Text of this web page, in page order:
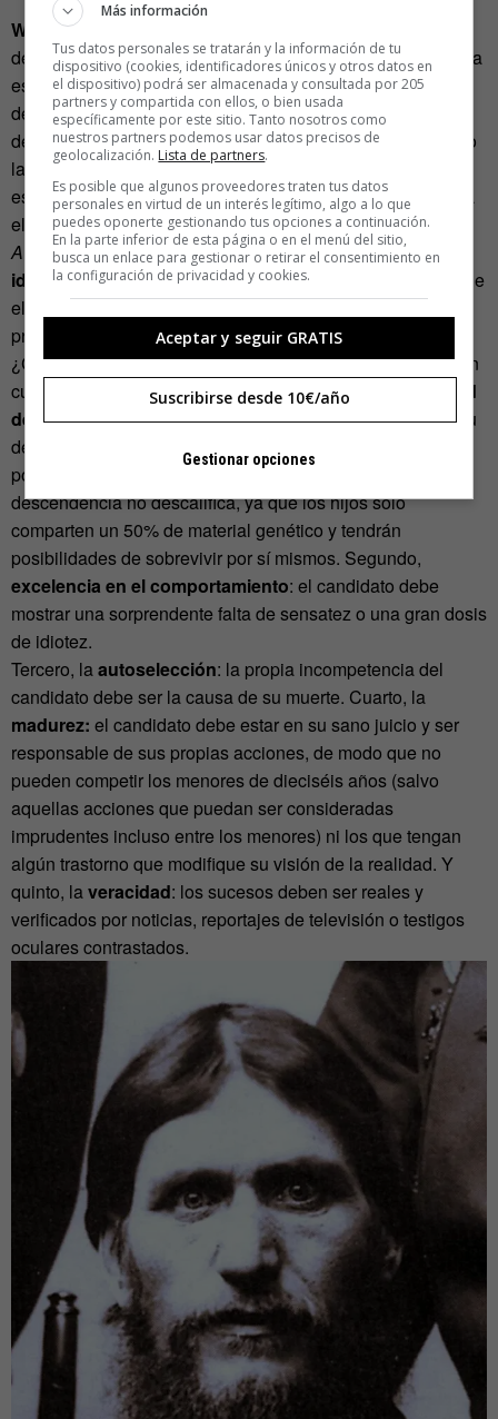
Wendy Northcutt
debían ser premiadas por su contribución al desarrollo de la
especie humana. Es el caso de losDarwin Awards, que
desde los años ochenta y, de una forma más sistemática,
desde 1993, premian a las muertes más curiosas honrando
las tesis de Charles Darwin: esas personas mejoran la
especie humana al dejar de pertenecer (accidentalmente)a
ella. A partir de esta tétrica pero original idea, losDarwin
Awardsreparten cada añoel premio a la muerte más
idiota, o dicho desde una perspectiva más dichosa y acorde
el espíritu de los galardones, a la muerte de la que más
provecho sacarán las generaciones futuras.
¿Cómo puedes conseguir uno de estos premios? Se deben
cumplir básicamente cinco criterios.Primero,
imposibilidad
de reproducción: el candidato debe haber muerto o, en su
defecto, haber quedado estéril, de modo que no haya
posibilidad de que sus genes se reproduzcan. Tener
descendencia no descalifica, ya que los hijos solo
comparten un 50% de material genético y tendrán
posibilidades de sobrevivir por sí mismos. Segundo,
excelencia en el comportamiento: el candidato debe
mostrar una sorprendente falta de sensatez o una gran dosis
de idiotez.
Tercero, laautoselección: la propia incompetencia del
candidato debe ser la causa de su muerte. Cuarto, la
madurez: el candidato debe estar en su sano juicio y ser
responsable de sus propias acciones, de modo que no
pueden competir los menores de dieciséis años (salvo
aquellas acciones que puedan ser consideradas
imprudentes incluso entre los menores) ni los que tengan
algún trastorno que modifique su visión de la realidad. Y
quinto, laveracidad: los sucesos deben ser reales y
verificados por noticias, reportajes de televisión o testigos
oculares contrastados.
Más información
Tus datos personales se tratarán y la información de tu
dispositivo (cookies, identificadores únicos y otros datos en
el dispositivo) podrá ser almacenada y consultada por 205
partners y compartida con ellos, o bien usada
específicamente por este sitio. Tanto nosotros como
nuestros partners podemos usar datos precisos de
geolocalización. Lista de partners.
Es posible que algunos proveedores traten tus datos
personales en virtud de un interés legítimo, algo a lo que
puedes oponerte gestionando tus opciones a continuación.
En la parte inferior de esta página o en el menú del sitio,
busca un enlace para gestionar o retirar el consentimiento en
la configuración de privacidad y cookies.
Aceptar y seguir GRATIS
Suscribirse desde 10€/año
Gestionar opciones